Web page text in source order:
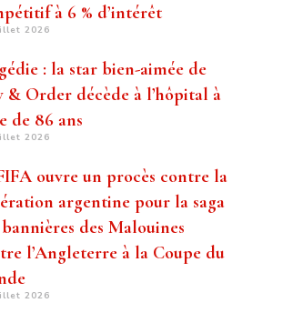
à 6 % d’intérêt
2026
: la star bien-aimée de
& Order décède à l’hôpital à
de 86 ans
2026
ouvre un procès contre la
argentine pour la saga
des Malouines
l’Angleterre à la Coupe du
2026